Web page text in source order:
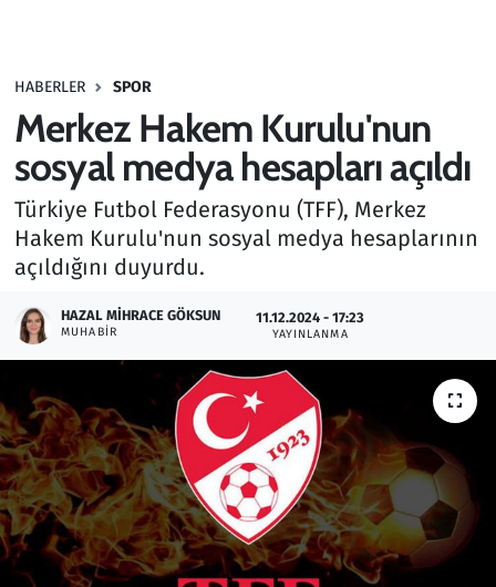
HABERLER SPOR
Merkez Hakem Kurulu'nun
sosyal medya hesapları açıldı
Türkiye Futbol Federasyonu (TFF), Merkez
Hakem Kurulu'nun sosyal medya hesaplarının
açıldığını duyurdu.
HAZAL MIHRACE GÖKSUN
MUHABIR
11.12.2024 - 17:23
YAYINLANMA
Haber
Kültür Sanat
Kurumsal Haberler
Lezzet Durağı
Memur ve Kamu
Oyun
Ramazan
Resmi İlanlar